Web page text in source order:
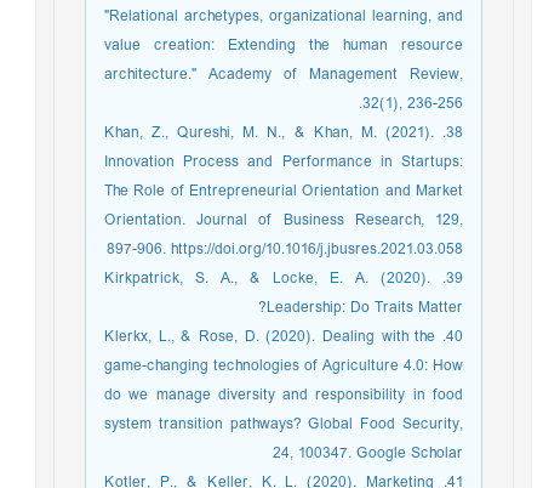
"Relational archetypes, organizational learning, and
value creation: Extending the human resource
architecture." Academy of Management Review,
32(1), 236-256.
38. Khan, Z., Qureshi, M. N., & Khan, M. (2021).
Innovation Process and Performance in Startups:
The Role of Entrepreneurial Orientation and Market
Orientation. Journal of Business Research, 129,
897-906. https://doi.org/10.1016/j.jbusres.2021.03.058
39. Kirkpatrick, S. A., & Locke, E. A. (2020).
Leadership: Do Traits Matter?
40. Klerkx, L., & Rose, D. (2020). Dealing with the
game-changing technologies of Agriculture 4.0: How
do we manage diversity and responsibility in food
system transition pathways? Global Food Security,
24, 100347. Google Scholar